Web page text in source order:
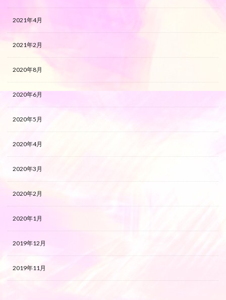
2021年4月
2021年2月
2020年8月
2020年6月
2020年5月
2020年4月
2020年3月
2020年2月
2020年1月
2019年12月
2019年11月